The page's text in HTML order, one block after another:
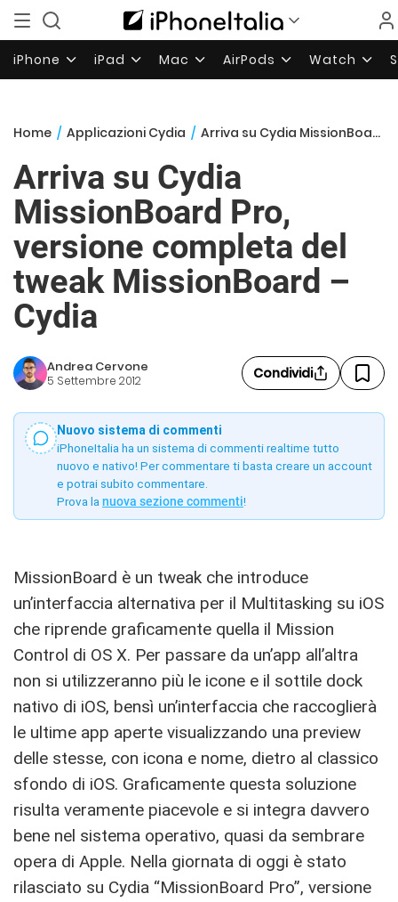
iPhone iPad Mac AirPods Watch
Home / Applicazioni Cydia / Arriva su Cydia MissionBoard Pro, versione completa del tweak MissionBoard – Cydia
Arriva su Cydia
MissionBoard Pro,
versione completa del
tweak MissionBoard –
Cydia
Andrea Cervone
5 Settembre 2012 Condividi
Nuovo sistema di commenti
iPhoneItalia ha un sistema di commenti realtime tutto
nuovo e nativo! Per commentare ti basta creare un account
e potrai subito commentare.
Prova la nuova sezione commenti!
MissionBoard è un tweak che introduce
un’interfaccia alternativa per il Multitasking su iOS
che riprende graficamente quella il Mission
Control di OS X. Per passare da un’app all’altra
non si utilizzeranno più le icone e il sottile dock
nativo di iOS, bensì un’interfaccia che raccoglierà
le ultime app aperte visualizzando una preview
delle stesse, con icona e nome, dietro al classico
sfondo di iOS. Graficamente questa soluzione
risulta veramente piacevole e si integra davvero
bene nel sistema operativo, quasi da sembrare
opera di Apple. Nella giornata di oggi è stato
rilasciato su Cydia “MissionBoard Pro”, versione